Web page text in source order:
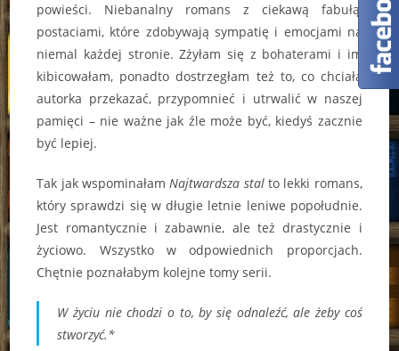
powieści. Niebanalny romans z ciekawą fabułą,
postaciami, które zdobywają sympatię i emocjami na
niemal każdej stronie. Zżyłam się z bohaterami i im
kibicowałam, ponadto dostrzegłam też to, co chciała
autorka przekazać, przypomnieć i utrwalić w naszej
pamięci – nie ważne jak źle może być, kiedyś zacznie
być lepiej.
Tak jak wspominałamNajtwardsza stalto lekki romans,
który sprawdzi się w długie letnie leniwe popołudnie.
Jest romantycznie i zabawnie, ale też drastycznie i
życiowo. Wszystko w odpowiednich proporcjach.
Chętnie poznałabym kolejne tomy serii.
W życiu nie chodzi o to, by się odnaleźć, ale żeby coś
stworzyć.*